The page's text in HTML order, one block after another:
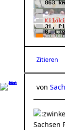
Zitieren
von
Sachsen